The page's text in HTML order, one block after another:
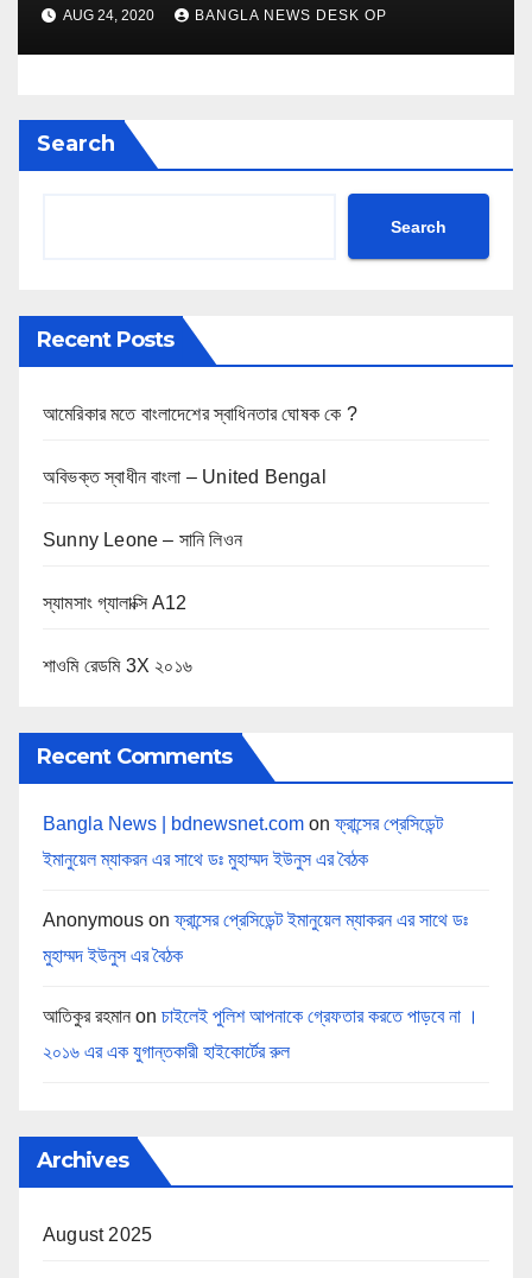
AUG 24, 2020 BANGLA NEWS DESK OP
Search
Search
Recent Posts
আমেরিকার মতে বাংলাদেশের স্বাধিনতার ঘোষক কে ?
অবিভক্ত স্বাধীন বাংলা – United Bengal
Sunny Leone – সানি লিওন
স্যামসাং গ্যালাক্সি A12
শাওমি রেডমি 3X ২০১৬
Recent Comments
Bangla News | bdnewsnet.com onফ্রান্সের প্রেসিডেন্ট
ইমানুয়েল ম্যাকরন এর সাথে ডঃ মুহাম্মদ ইউনুস এর বৈঠক
Anonymous onফ্রান্সের প্রেসিডেন্ট ইমানুয়েল ম্যাকরন এর সাথে ডঃ
মুহাম্মদ ইউনুস এর বৈঠক
আতিকুর রহমান on চাইলেই পুলিশ আপনাকে গ্রেফতার করতে পাড়বে না ।
২০১৬ এর এক যুগান্তকারী হাইকোর্টের রুল
Archives
August 2025